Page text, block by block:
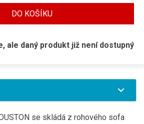
DO KOŠÍKU
ale daný produkt již není dostupný
se skládá z rohového sofa